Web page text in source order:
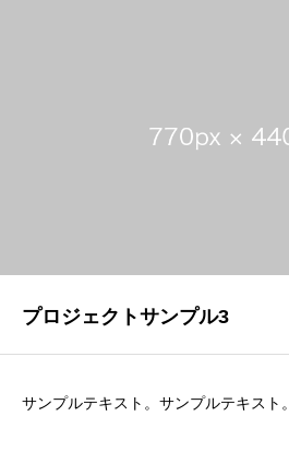
プロジェクトサンプル3
サンプルテキスト。サンプルテキスト。